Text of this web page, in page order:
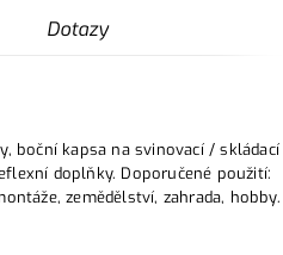
Dotazy
boční kapsa na svinovací / skládací
doplňky. Doporučené použití:
zemědělství, zahrada, hobby.